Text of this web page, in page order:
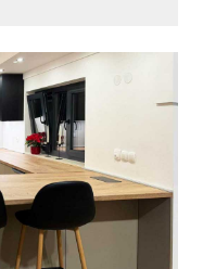
VodomaterijalVrata i
dovratnici